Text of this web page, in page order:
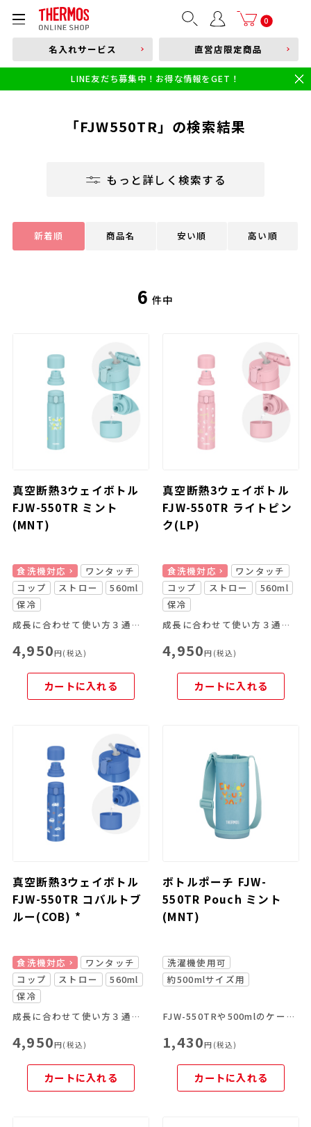
0
部品購入はこちら
本体品番やキーワードを入力
食洗機対応 新製品
幼児・園児向け水筒
名入れサービス 直営店限定商品
LINE友だち募集中！お得な情報をGET！
「FJW550TR」の検索結果
もっと詳しく検索する
新着順 商品名 安い順 高い順
6 件中
真空断熱3ウェイボトル
FJW-550TR ミント
(MNT)
食洗機対応
ワンタッチ
コップ
ストロー
560ml
保冷
成長に合わせて使い方３通り！
4,950円(税込)
カートに入れる
真空断熱3ウェイボトル
FJW-550TR ライトピン
ク(LP)
食洗機対応
ワンタッチ
コップ
ストロー
560ml
保冷
成長に合わせて使い方３通り！
4,950円(税込)
カートに入れる
真空断熱3ウェイボトル
FJW-550TR コバルトブ
ルー(COB) *
食洗機対応
ワンタッチ
コップ
ストロー
560ml
保冷
成長に合わせて使い方３通り！
4,950円(税込)
カートに入れる
ボトルポーチ FJW-
550TR Pouch ミント
(MNT)
洗濯機使用可
約500mlサイズ用
FJW-550TRや500mlのケータイマグにぴったりボトルポーチ
1,430円(税込)
カートに入れる